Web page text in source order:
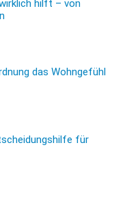
hilft – von
das Wohngefühl
für